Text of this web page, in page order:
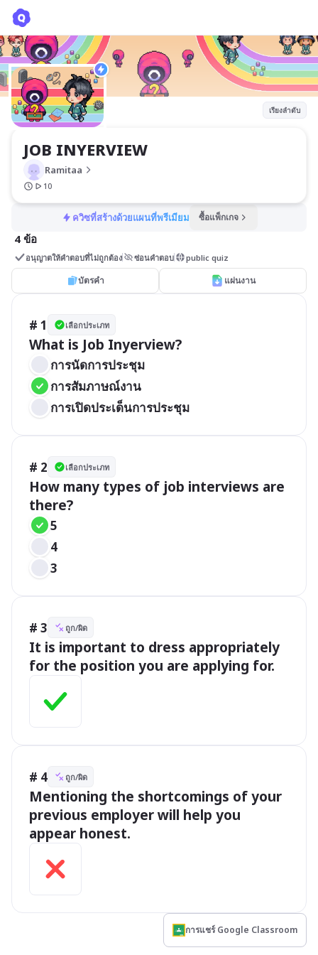
เรียงลำดับ
JOB INYERVIEW
Ramitaa
10
ควิซที่สร้างด้วยแผนที่พรีเมียม ซื้อแพ็กเกจ
4 ข้อ
อนุญาตให้คำตอบที่ไม่ถูกต้อง ซ่อนคำตอบ public quiz
บัตรคำ แผ่นงาน
# 1 เลือกประเภท
What is Job Inyerview?
การนัดการประชุม
การสัมภาษณ์งาน
การเปิดประเด็นการประชุม
# 2 เลือกประเภท
How many types of job interviews are
there?
5
4
3
# 3 ถูก/ผิด
It is important to dress appropriately
for the position you are applying for.
# 4 ถูก/ผิด
Mentioning the shortcomings of your
previous employer will help you
appear honest.
การแชร์ Google Classroom